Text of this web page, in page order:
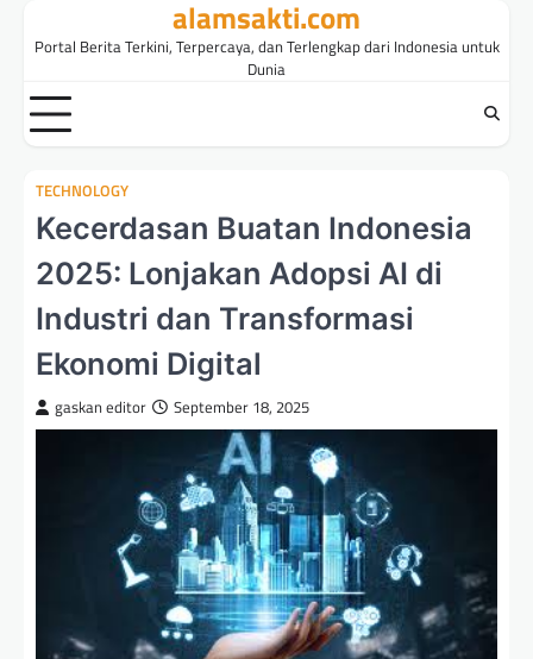
alamsakti.com
Portal Berita Terkini, Terpercaya, dan Terlengkap dari Indonesia untuk
Dunia
TECHNOLOGY
Kecerdasan Buatan Indonesia
2025: Lonjakan Adopsi AI di
Industri dan Transformasi
Ekonomi Digital
gaskan editor September 18, 2025